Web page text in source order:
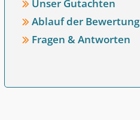
Unser Gutachten
Ablauf der Bewertung
Fragen & Antworten